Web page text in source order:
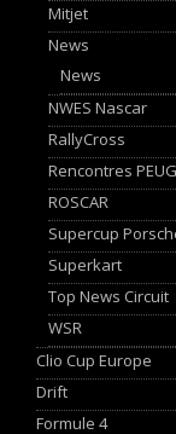
Mitjet
News
News
NWES Nascar
RallyCross
Rencontres
ROSCAR
Supercup
Superkart
Top News Circuit
WSR
Clio Cup Europe
Drift
Formule 4